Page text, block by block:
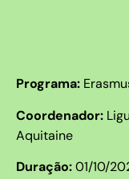
Programa:
Coordenador:
Aquitaine
Duração:01/10/